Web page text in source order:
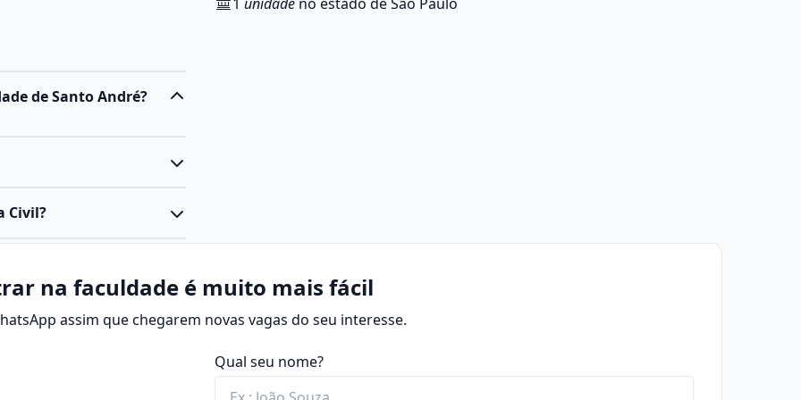
de Santo André?
bacharelado, com
específicas da
ambiente.
e um trabalho
da graduação.
Civil?
de obras e
Isso inclui desde
estradas, barragens,
considerando fatores
na faculdade é muito mais fácil
assim que chegarem novas vagas do seu interesse.
Qual seu nome?